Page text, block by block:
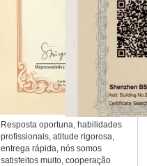
Resposta oportuna, habilidades
profissionais, atitude rigorosa,
entrega rápida, nós somos
satisfeitos muito, cooperação